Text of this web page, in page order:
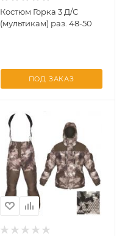
Костюм Горка 3 Д/С
(мультикам) раз. 48-50
ПОД ЗАКАЗ